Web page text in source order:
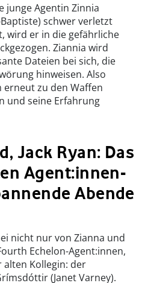
junge Agentin Zinnia
schwer verletzt
wird er in die gefährliche
Ziannia wird
Dateien bei sich, die
hinweisen. Also
erneut zu den Waffen
und seine Erfahrung
Jack Ryan: Das
Agent:innen-
Abende
nicht nur von Zianna und
Echelon-Agent:innen,
Kollegin: der
(Janet Varney).